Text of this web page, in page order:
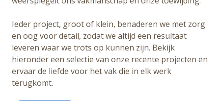
Ieder project, groot of klein, benaderen we met zorg
en oog voor detail, zodat we altijd een resultaat
leveren waar we trots op kunnen zijn. Bekijk
hieronder een selectie van onze recente projecten en
ervaar de liefde voor het vak die in elk werk
terugkomt.